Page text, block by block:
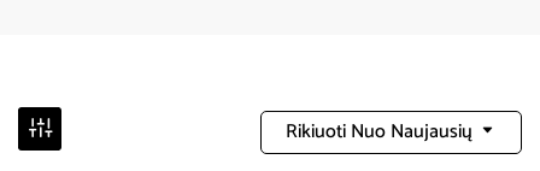
Rikiuoti Nuo Naujausių